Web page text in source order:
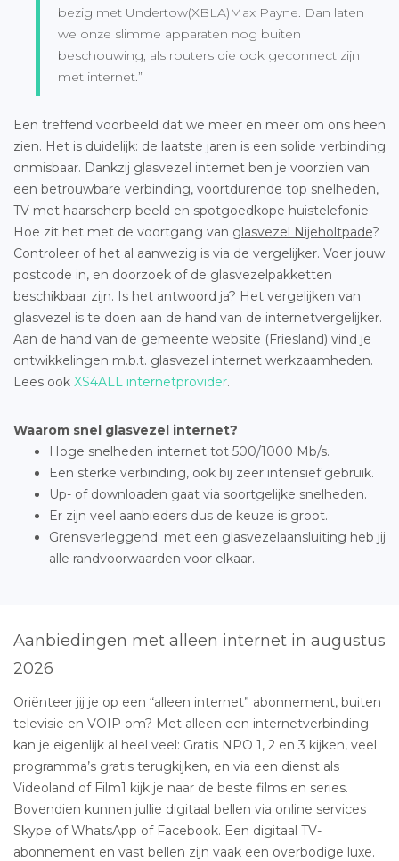
bezig met Undertow(XBLA)Max Payne. Dan laten
we onze slimme apparaten nog buiten
beschouwing, als routers die ook geconnect zijn
met internet.”
Een treffend voorbeeld dat we meer en meer om ons heen
zien. Het is duidelijk: de laatste jaren is een solide verbinding
onmisbaar. Dankzij glasvezel internet ben je voorzien van
een betrouwbare verbinding, voortdurende top snelheden,
TV met haarscherp beeld en spotgoedkope huistelefonie.
Hoe zit het met de voortgang van glasvezel Nijeholtpade?
Controleer of het al aanwezig is via de vergelijker. Voer jouw
postcode in, en doorzoek of de glasvezelpakketten
beschikbaar zijn. Is het antwoord ja? Het vergelijken van
glasvezel is te doen aan de hand van de internetvergelijker.
Aan de hand van de gemeente website (Friesland) vind je
ontwikkelingen m.b.t. glasvezel internet werkzaamheden.
Lees ook XS4ALL internetprovider.
Waarom snel glasvezel internet?
Hoge snelheden internet tot 500/1000 Mb/s.
Een sterke verbinding, ook bij zeer intensief gebruik.
Up- of downloaden gaat via soortgelijke snelheden.
Er zijn veel aanbieders dus de keuze is groot.
Grensverleggend: met een glasvezelaansluiting heb jij
alle randvoorwaarden voor elkaar.
Aanbiedingen met alleen internet in augustus
2026
Oriënteer jij je op een “alleen internet” abonnement, buiten
televisie en VOIP om? Met alleen een internetverbinding
kan je eigenlijk al heel veel: Gratis NPO 1, 2 en 3 kijken, veel
programma’s gratis terugkijken, en via een dienst als
Videoland of Film1 kijk je naar de beste films en series.
Bovendien kunnen jullie digitaal bellen via online services
Skype of WhatsApp of Facebook. Een digitaal TV-
abonnement en vast bellen zijn vaak een overbodige luxe.